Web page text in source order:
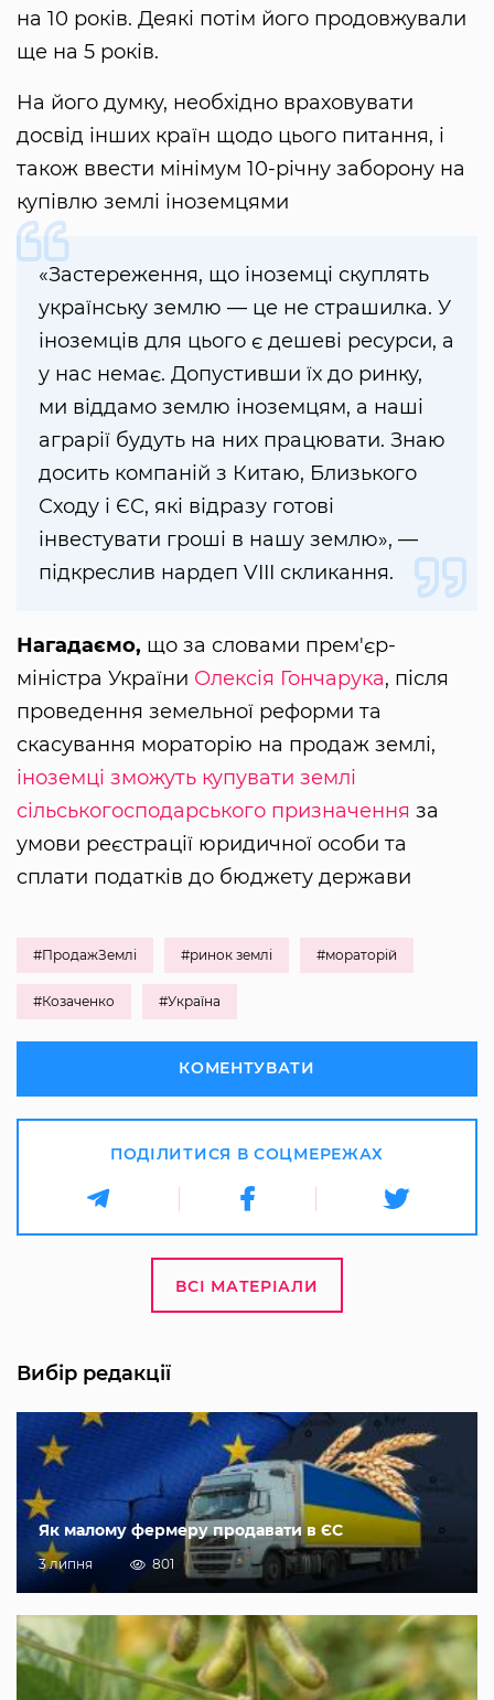
на 10 років. Деякі потім його продовжували
ще на 5 років.
На його думку, необхідно враховувати
досвід інших країн щодо цього питання, і
також ввести мінімум 10-річну заборону на
купівлю землі іноземцями
«Застереження, що іноземці скуплять
українську землю — це не страшилка. У
іноземців для цього є дешеві ресурси, а
у нас немає. Допустивши їх до ринку,
ми віддамо землю іноземцям, а наші
аграрії будуть на них працювати. Знаю
досить компаній з Китаю, Близького
Сходу і ЄС, які відразу готові
інвестувати гроші в нашу землю», —
підкреслив нардеп VIII скликання.
Нагадаємо, що за словами прем'єр-
міністра України Олексія Гончарука, після
проведення земельної реформи та
скасування мораторію на продаж землі,
іноземці зможуть купувати землі
сільськогосподарського призначення за
умови реєстрації юридичної особи та
сплати податків до бюджету держави
#ПродажЗемлі #ринок землі #мораторій
#Козаченко #Україна
КОМЕНТУВАТИ
ПОДІЛИТИСЯ В СОЦМЕРЕЖАХ
ВСІ МАТЕРІАЛИ
Вибір редакції
Як малому фермеру продавати в ЄС
3 липня 801